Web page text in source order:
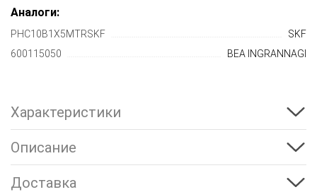
Аналоги:
PHC10B1X5MTRSKF
SKF
600115050
BEA INGRANNAGI
Характеристики
Описание
Доставка